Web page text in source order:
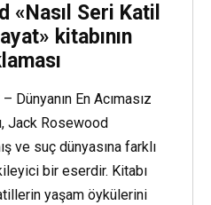
«Nasıl Seri Katil
kitabının
Dünyanın En Acımasız
Jack Rosewood
ve suç dünyasına farklı
bir eserdir. Kitabı
yaşam öykülerini